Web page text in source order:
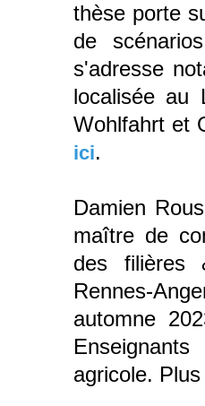
thèse porte
de
s'adresse
localisée au
Wohlfahrt et
ici.
Damien
maître de
des filières
Rennes-
automne
agricole.